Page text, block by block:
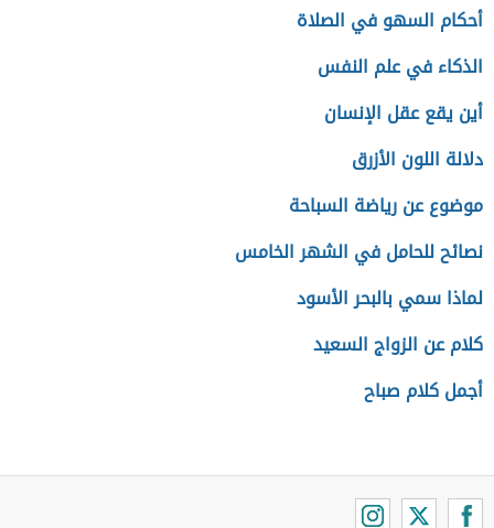
أحكام السهو في الصلاة
الذكاء في علم النفس
أين يقع عقل الإنسان
دلالة اللون الأزرق
موضوع عن رياضة السباحة
نصائح للحامل في الشهر الخامس
لماذا سمي بالبحر الأسود
كلام عن الزواج السعيد
أجمل كلام صباح